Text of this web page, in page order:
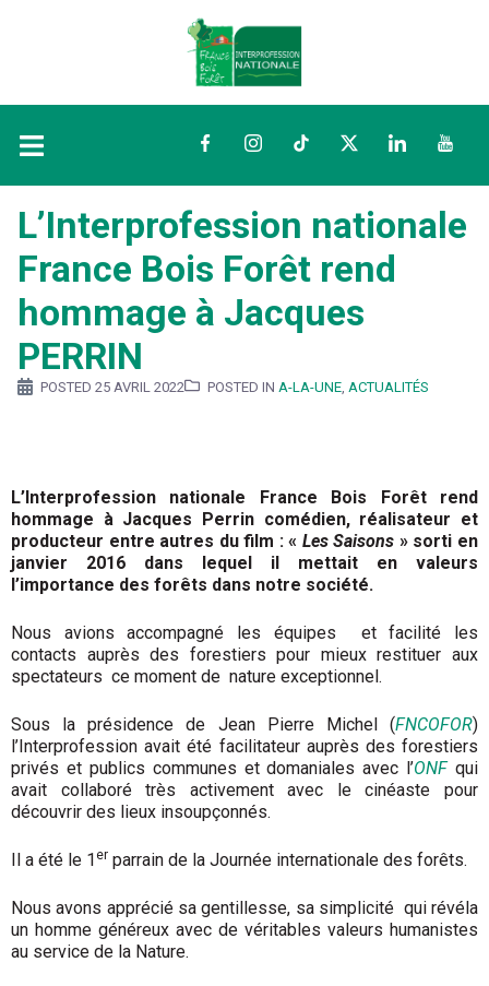
FacebookInstagramTikTokTwitterLinkedIn
L’Interprofession nationale
France Bois Forêt rend
hommage à Jacques
PERRIN
POSTED 25 AVRIL 2022 POSTED IN A-LA-UNE, ACTUALITÉS
L’Interprofession nationale France Bois Forêt rend
hommage à Jacques Perrin comédien, réalisateur et
producteur entre autres du film : « Les Saisons » sorti en
janvier 2016 dans lequel il mettait en valeurs
l’importance des forêts dans notre société.
Nous avions accompagné les équipes et facilité les
contacts auprès des forestiers pour mieux restituer aux
spectateurs ce moment de nature exceptionnel.
Sous la présidence de Jean Pierre Michel (FNCOFOR)
l’Interprofession avait été facilitateur auprès des forestiers
privés et publics communes et domaniales avec l’ONFqui
avait collaboré très activement avec le cinéaste pour
découvrir des lieux insoupçonnés.
Il a été le 1 er parrain de la Journée internationale des forêts.
Nous avons apprécié sa gentillesse, sa simplicité qui révéla
un homme généreux avec de véritables valeurs humanistes
au service de la Nature.